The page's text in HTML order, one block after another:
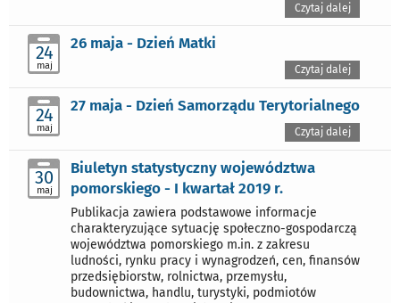
Czytaj dalej
24
maj
26 maja - Dzień Matki
Czytaj dalej
24
maj
27 maja - Dzień Samorządu Terytorialnego
Czytaj dalej
30
maj
Biuletyn statystyczny województwa
pomorskiego - I kwartał 2019 r.
Publikacja zawiera podstawowe informacje
charakteryzujące sytuację społeczno-gospodarczą
województwa pomorskiego m.in. z zakresu
ludności, rynku pracy i wynagrodzeń, cen, finansów
przedsiębiorstw, rolnictwa, przemysłu,
budownictwa, handlu, turystyki, podmiotów